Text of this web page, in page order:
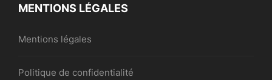
MENTIONS LÉGALES
Mentions légales
Politique de confidentialité